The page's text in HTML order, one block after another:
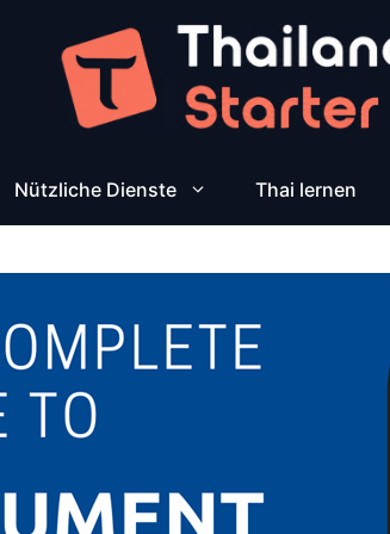
Nützliche Dienste Thai lernen